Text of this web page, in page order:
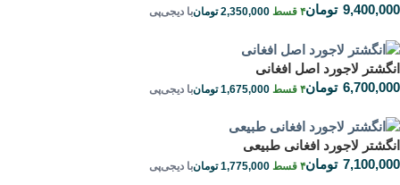
9,400,000 تومان۴ قسط 2,350,000 تومانبا دیجی‌پی
انگشتر لاجورد اصل افغانی
6,700,000 تومان۴ قسط 1,675,000 تومانبا دیجی‌پی
انگشتر لاجورد افغانی طبیعی
7,100,000 تومان۴ قسط 1,775,000 تومانبا دیجی‌پی